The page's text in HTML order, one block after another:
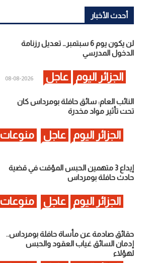
أحدث الأخبار
لن يكون يوم 6 سبتمبر… تعديل رزنامة
الدخول المدرسي
الجزائر اليوم عاجل 2026-08-08
النائب العام: سائق حافلة بومرداس كان
تحت تأثير مواد مخدرة
الجزائر اليوم عاجل منوعات
إيداع 3 متهمين الحبس المؤقت في قضية
حادث حافلة بومرداس
الجزائر اليوم عاجل منوعات
حقائق صادمة عن مأساة حافلة بومرداس..
إدمان السائق غياب العقود والحبس
لهؤلاء